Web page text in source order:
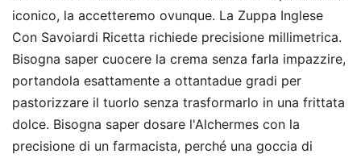
iconico, la accetteremo ovunque. La Zuppa Inglese
Con Savoiardi Ricetta richiede precisione millimetrica.
Bisogna saper cuocere la crema senza farla impazzire,
portandola esattamente a ottantadue gradi per
pastorizzare il tuorlo senza trasformarlo in una frittata
dolce. Bisogna saper dosare l'Alchermes con la
precisione di un farmacista, perché una goccia di